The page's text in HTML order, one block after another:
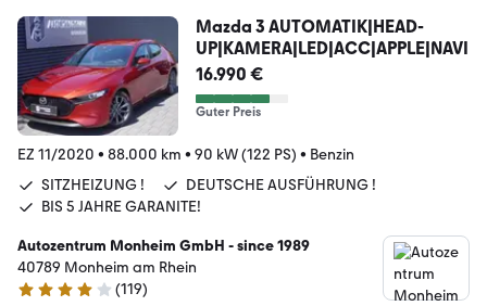
Mazda 3 AUTOMATIK|HEAD-
UP|KAMERA|LED|ACC|APPLE|NAVI
16.990 €
Guter Preis
EZ 11/2020 • 88.000 km • 90 kW (122 PS) • Benzin
SITZHEIZUNG !
DEUTSCHE AUSFÜHRUNG !
BIS 5 JAHRE GARANITE!
Autozentrum Monheim GmbH - since 1989
40789 Monheim am Rhein
4 Sterne
(119)